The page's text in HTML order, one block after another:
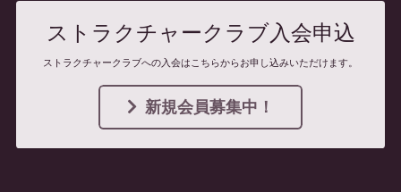
ストラクチャークラブ入会申込
ストラクチャークラブへの入会はこちらからお申し込みいただけます。
新規会員募集中！